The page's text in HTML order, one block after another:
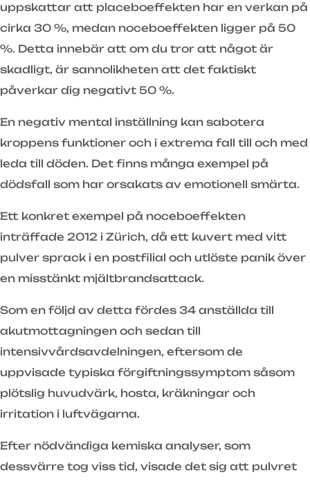
uppskattar att placeboeffekten har en verkan på
cirka 30 %, medan noceboeffekten ligger på 50
%. Detta innebär att om du tror att något är
skadligt, är sannolikheten att det faktiskt
påverkar dig negativt 50 %.
En negativ mental inställning kan sabotera
kroppens funktioner och i extrema fall till och med
leda till döden. Det finns många exempel på
dödsfall som har orsakats av emotionell smärta.
Ett konkret exempel på noceboeffekten
inträffade 2012 i Zürich, då ett kuvert med vitt
pulver sprack i en postfilial och utlöste panik över
en misstänkt mjältbrandsattack.
Som en följd av detta fördes 34 anställda till
akutmottagningen och sedan till
intensivvårdsavdelningen, eftersom de
uppvisade typiska förgiftningssymptom såsom
plötslig huvudvärk, hosta, kräkningar och
irritation i luftvägarna.
Efter nödvändiga kemiska analyser, som
dessvärre tog viss tid, visade det sig att pulvret